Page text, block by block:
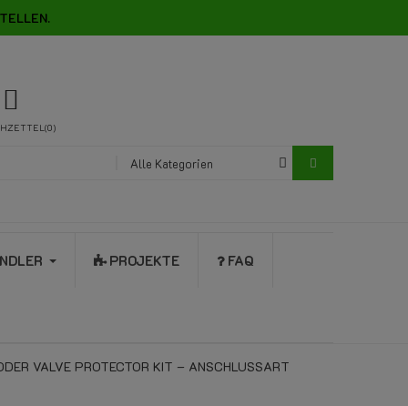
0
Alle Kategorien
PROJEKTE FAQ
VALVE PROTECTOR KIT – ANSCHLUSSART